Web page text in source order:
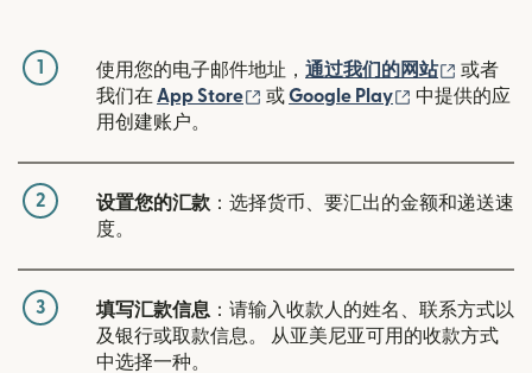
1 使用您的电子邮件地址， 通过我们的网站 （在新
或者
我们在 App Store （在新窗口中打开）
或Google Play （在新窗口中
中提供的应
用创建账户。
2 设置您的汇款 ：选择货币、要汇出的金额和递送速
度。
3 填写汇款信息 ：请输入收款人的姓名、联系方式以
及银行或取款信息。 从亚美尼亚可用的收款方式
中选择一种。